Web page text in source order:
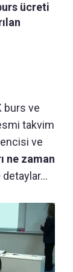
ücreti
burs ve
takvim
ve
ne zaman